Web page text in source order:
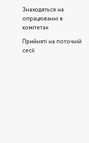
Знаходяться на
опрацюванні в
комітетах
Прийняті на поточній
сесії